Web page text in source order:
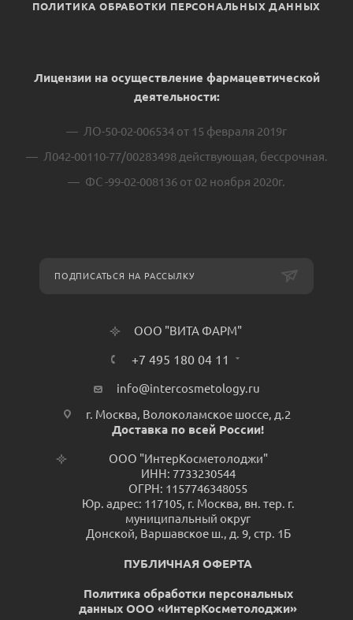
ПОЛИТИКА ОБРАБОТКИ ПЕРСОНАЛЬНЫХ ДАННЫХ
Лицензии на осуществление фармацевтической
деятельности:
ЛО-50-02-006534 от 15 февраля 2019г
Л042-00110-77/00283498 действующая, бессрочная.
ФС -99-02-008136 от 02 ноября 2020г.
ПОДПИСАТЬСЯ НА РАССЫЛКУ
ООО "ВИТА ФАРМ"
+7 495 180 04 11
info@intercosmetology.ru
г. Москва, Волоколамское шоссе, д.2
Доставка по всей России!
ООО "ИнтерКосметолоджи"
ИНН: 7733230544
ОГРН: 1157746348055
Юр. адрес: 117105, г. Москва, вн. тер. г.
муниципальный округ
Донской, Варшавское ш., д. 9, стр. 1Б
ПУБЛИЧНАЯ ОФЕРТА
Политика обработки персональных
данных ООО «ИнтерКосметолоджи»